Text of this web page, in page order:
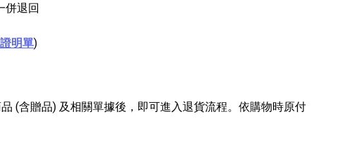
併退回
明單)
(含贈品) 及相關單據後，即可進入退貨流程。依購物時原付